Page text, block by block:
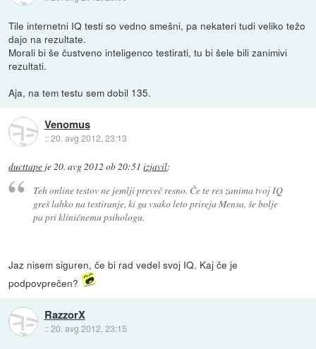
Tile internetni IQ testi so vedno smešni, pa nekateri tudi veliko težo
dajo na rezultate.
Morali bi še čustveno inteligenco testirati, tu bi šele bili zanimivi
rezultati.
Aja, na tem testu sem dobil 135.
Venomus
::20. avg 2012, 23:13
ducttape je20. avg 2012 ob 20:51 izjavil:
Teh online testov ne jemlji preveč resno. Če te res zanima tvoj IQ
greš lahko na testiranje, ki ga vsako leto prireja Mensa, še bolje
pa pri kliničnemu psihologu.
Jaz nisem siguren, če bi rad vedel svoj IQ. Kaj če je
podpovprečen?
RazzorX
::20. avg 2012, 23:15